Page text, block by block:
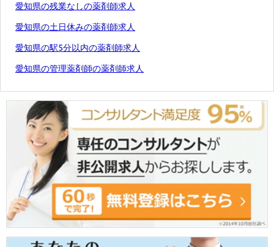
愛知県の残業なしの薬剤師求人
愛知県の土日休みの薬剤師求人
愛知県の駅5分以内の薬剤師求人
愛知県の管理薬剤師の薬剤師求人